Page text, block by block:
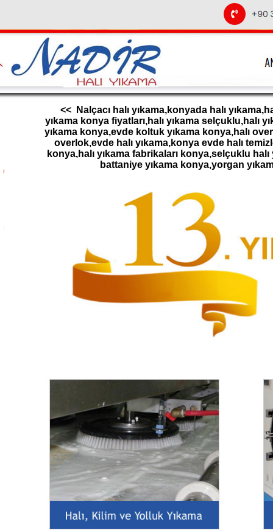
<< Nalçacı halı yıkama,konyada halı
yıkama konya fiyatları,halı yıkama selçuklu,halı
yıkama konya,evde koltuk yıkama konya,halı
overlok,evde halı yıkama,konya evde halı
konya,halı yıkama fabrikaları konya,selçuklu
battaniye yıkama konya,yorgan